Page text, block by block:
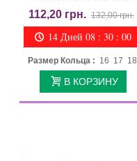
112,20 грн. 132,00 грн.
14 Дней 08 : 29 : 58
Размер Кольца : 16 17 18
В КОРЗИНУ